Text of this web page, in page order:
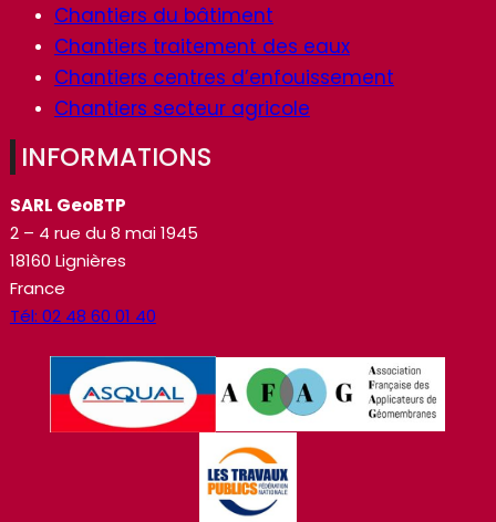
Chantiers du bâtiment
Chantiers traitement des eaux
Chantiers centres d’enfouissement
Chantiers secteur agricole
INFORMATIONS
SARL GeoBTP
2 – 4 rue du 8 mai 1945
18160 Lignières
France
Tél: 02 48 60 01 40